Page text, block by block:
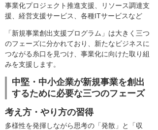
事業化プロジェクト推進支援、リソース調達支
援、経営支援サービス、各種ITサービスなど
「新規事業創出支援プログラム」は大きく三つ
のフェーズに分かれており、新たなビジネスに
つながる糸口を見つけ、事業化に向けた取り組
みを支援します。
中堅・中小企業が新規事業を創出
するために必要な三つのフェーズ
考え方・やり方の習得
多様性を発揮しながら思考の「発散」と「収